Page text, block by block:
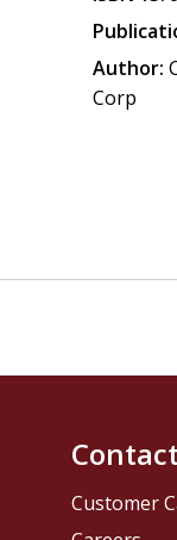
Author:
Corp
Customer